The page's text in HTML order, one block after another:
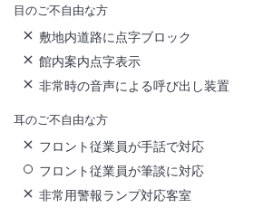
目のご不自由な方
敷地内道路に点字ブロック
館内案内点字表示
非常時の音声による呼び出し装置
耳のご不自由な方
フロント従業員が手話で対応
フロント従業員が筆談に対応
非常用警報ランプ対応客室